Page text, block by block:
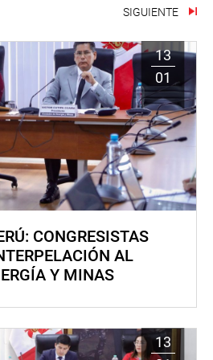
SIGUIENTE
13
01
CONGRESISTAS
AL
Y MINAS
13